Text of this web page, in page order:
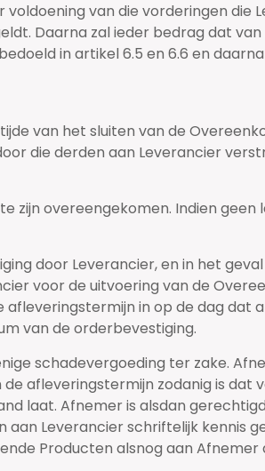
van die vorderingen die
Daarna zal ieder bedrag dat
in artikel 6.5 en 6.6 en
van het sluiten van de
die derden aan Leverancier
zijn overeengekomen. Indien
door Leverancier, en in het
voor de uitvoering van de
in op de dag dat
van de orderbevestiging.
schadevergoeding ter zake.
afleveringstermijn zodanig is dat
laat. Afnemer is alsdan
Leverancier schriftelijk kennis
Producten alsnog aan